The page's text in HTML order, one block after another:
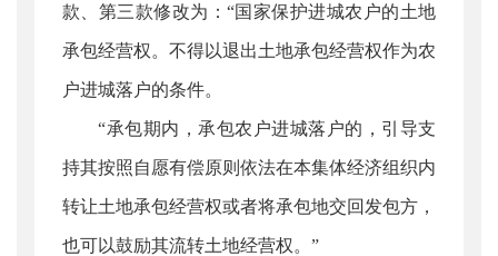
款、第三款修改为：“国家保护进城农户的土地
承包经营权。不得以退出土地承包经营权作为农
户进城落户的条件。
“承包期内，承包农户进城落户的，引导支
持其按照自愿有偿原则依法在本集体经济组织内
转让土地承包经营权或者将承包地交回发包方，
也可以鼓励其流转土地经营权。”